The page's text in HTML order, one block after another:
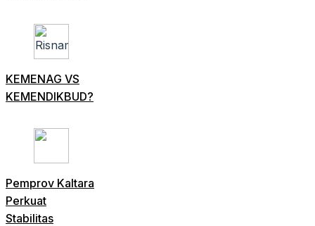
KEMENAG VS
KEMENDIKBUD?
Pemprov Kaltara
Perkuat
Stabilitas